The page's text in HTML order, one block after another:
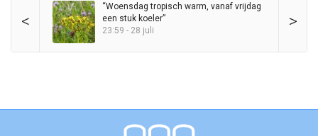
< >
“Woensdag tropisch warm, vanaf vrijdag
een stuk koeler”
23:59 - 28 juli